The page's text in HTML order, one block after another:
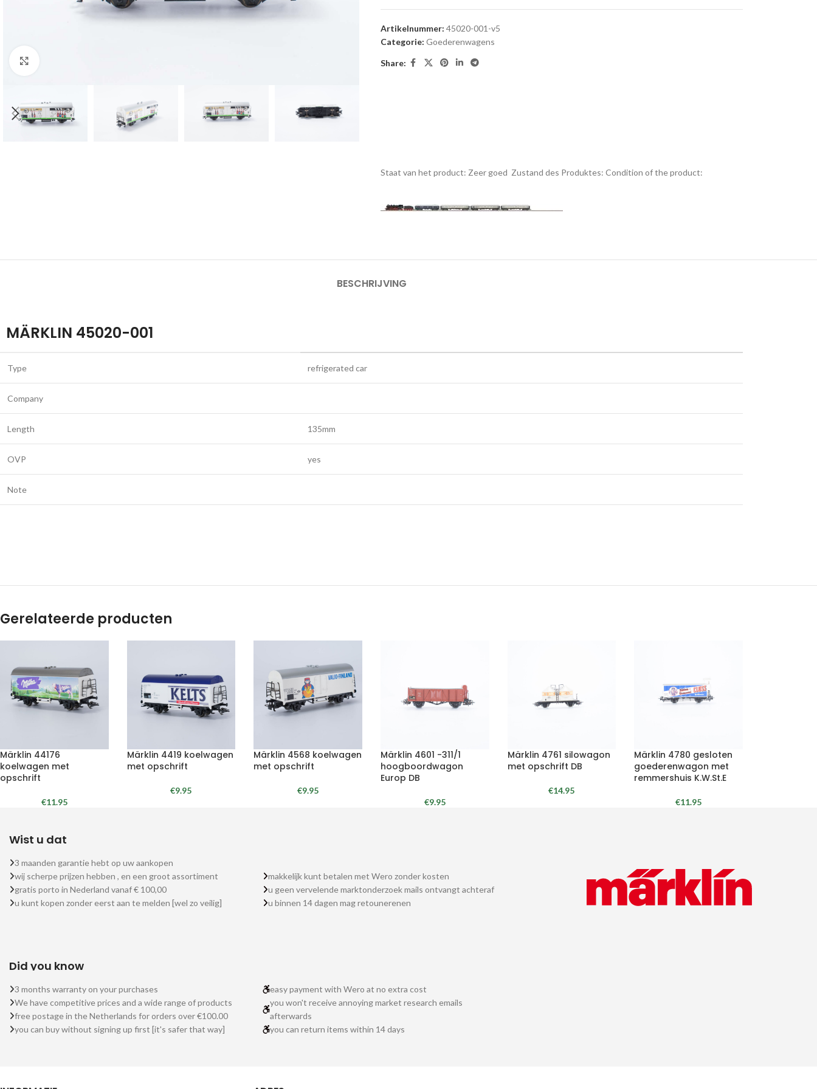
Artikelnummer: 45020-001-v5
Categorie: Goederenwagens
Share:
Staat van het product: Zeer goed Zustand des Produktes: Condition of the product:
BESCHRIJVING
MÄRKLIN 45020-001
Type refrigerated car
Company
Length 135mm
OVP yes
Note
Gerelateerde producten
Märklin 44176
koelwagen met
opschrift
€11.95
Märklin 4419 koelwagen
met opschrift
€9.95
Märklin 4568 koelwagen
met opschrift
€9.95
Märklin 4601 -311/1
hoogboordwagon
Europ DB
€9.95
Märklin 4761 silowagon
met opschrift DB
€14.95
Märklin 4780 gesloten
goederenwagon met
remmershuis K.W.St.E
€11.95
Wist u dat
3 maanden garantie hebt op uw aankopen
wij scherpe prijzen hebben , en een groot assortiment
gratis porto in Nederland vanaf € 100,00
u kunt kopen zonder eerst aan te melden [wel zo veilig]
makkelijk kunt betalen met Wero zonder kosten
u geen vervelende marktonderzoek mails ontvangt achteraf
u binnen 14 dagen mag retounerenen
Did you know
3 months warranty on your purchases
We have competitive prices and a wide range of products
free postage in the Netherlands for orders over €100.00
you can buy without signing up first [it's safer that way]
easy payment with Wero at no extra cost
you won't receive annoying market research emails
afterwards
you can return items within 14 days